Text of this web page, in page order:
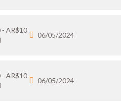
- AR$10
06/05/2024
- AR$10
06/05/2024